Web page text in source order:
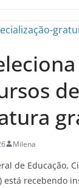
de
Milena
de Educação,
está recebendo